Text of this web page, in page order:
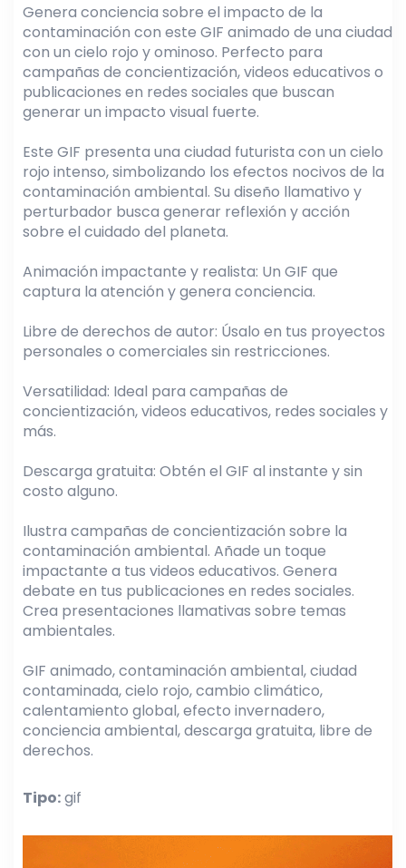
Genera conciencia sobre el impacto de la
contaminación con este GIF animado de una ciudad
con un cielo rojo y ominoso. Perfecto para
campañas de concientización, videos educativos o
publicaciones en redes sociales que buscan
generar un impacto visual fuerte.
Este GIF presenta una ciudad futurista con un cielo
rojo intenso, simbolizando los efectos nocivos de la
contaminación ambiental. Su diseño llamativo y
perturbador busca generar reflexión y acción
sobre el cuidado del planeta.
Animación impactante y realista: Un GIF que
captura la atención y genera conciencia.
Libre de derechos de autor: Úsalo en tus proyectos
personales o comerciales sin restricciones.
Versatilidad: Ideal para campañas de
concientización, videos educativos, redes sociales y
más.
Descarga gratuita: Obtén el GIF al instante y sin
costo alguno.
Ilustra campañas de concientización sobre la
contaminación ambiental. Añade un toque
impactante a tus videos educativos. Genera
debate en tus publicaciones en redes sociales.
Crea presentaciones llamativas sobre temas
ambientales.
GIF animado, contaminación ambiental, ciudad
contaminada, cielo rojo, cambio climático,
calentamiento global, efecto invernadero,
conciencia ambiental, descarga gratuita, libre de
derechos.
Tipo:gif